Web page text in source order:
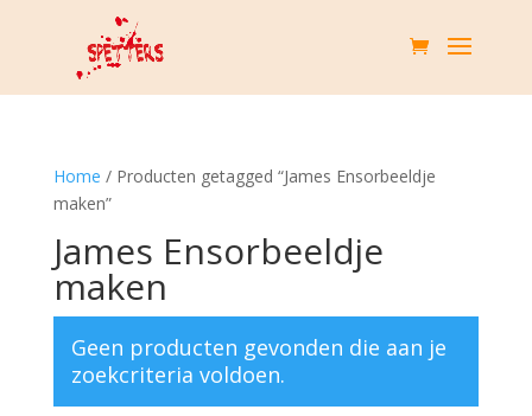
Home / Producten getagged “James Ensorbeeldje
maken”
James Ensorbeeldje
maken
Geen producten gevonden die aan je
zoekcriteria voldoen.